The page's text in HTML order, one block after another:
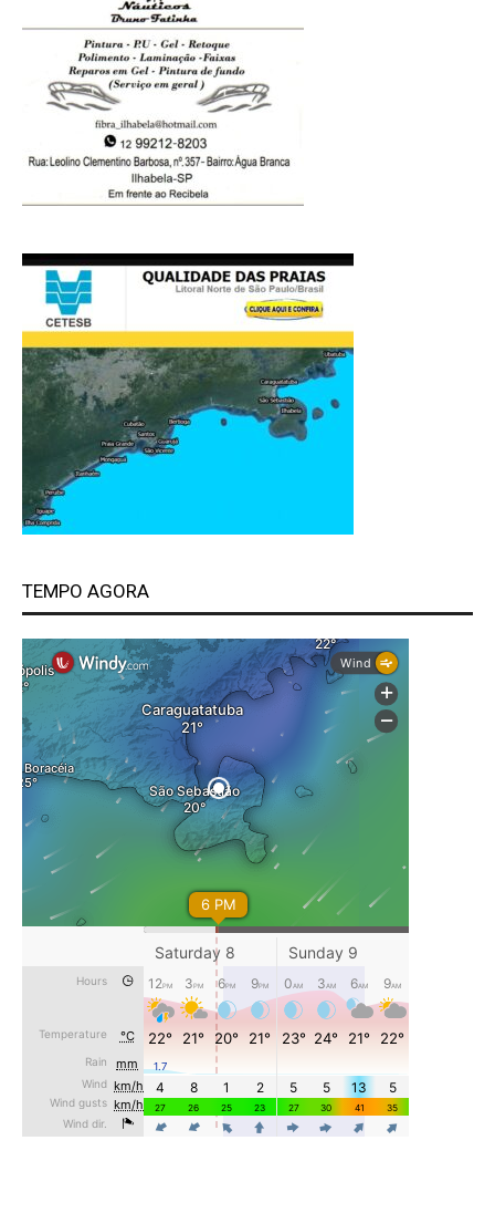
TEMPO AGORA